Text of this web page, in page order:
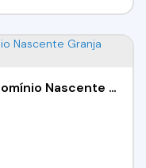
Casa com 04 Quartos - Condomínio Nascente Granja Vianna - Cotia/SP